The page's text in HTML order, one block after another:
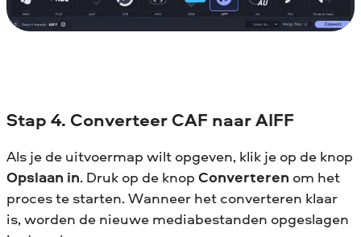
Stap 4. Converteer CAF naar AIFF
Als je de uitvoermap wilt opgeven, klik je op de knop
Opslaan in. Druk op de knop Converteren om het
proces te starten. Wanneer het converteren klaar
is, worden de nieuwe mediabestanden opgeslagen